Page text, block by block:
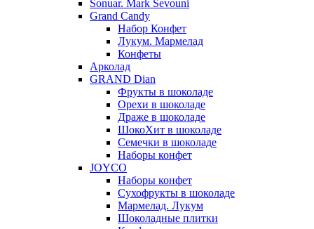
Sonuar. Mark Sevouni
Grand Candy
Набор Конфет
Лукум. Мармелад
Конфеты
Арколад
GRAND Dian
Фрукты в шоколаде
Орехи в шоколаде
Драже в шоколаде
ШокоХит в шоколаде
Семечки в шоколаде
Наборы конфет
JOYCO
Наборы конфет
Сухофрукты в шоколаде
Мармелад. Лукум
Шоколадные плитки